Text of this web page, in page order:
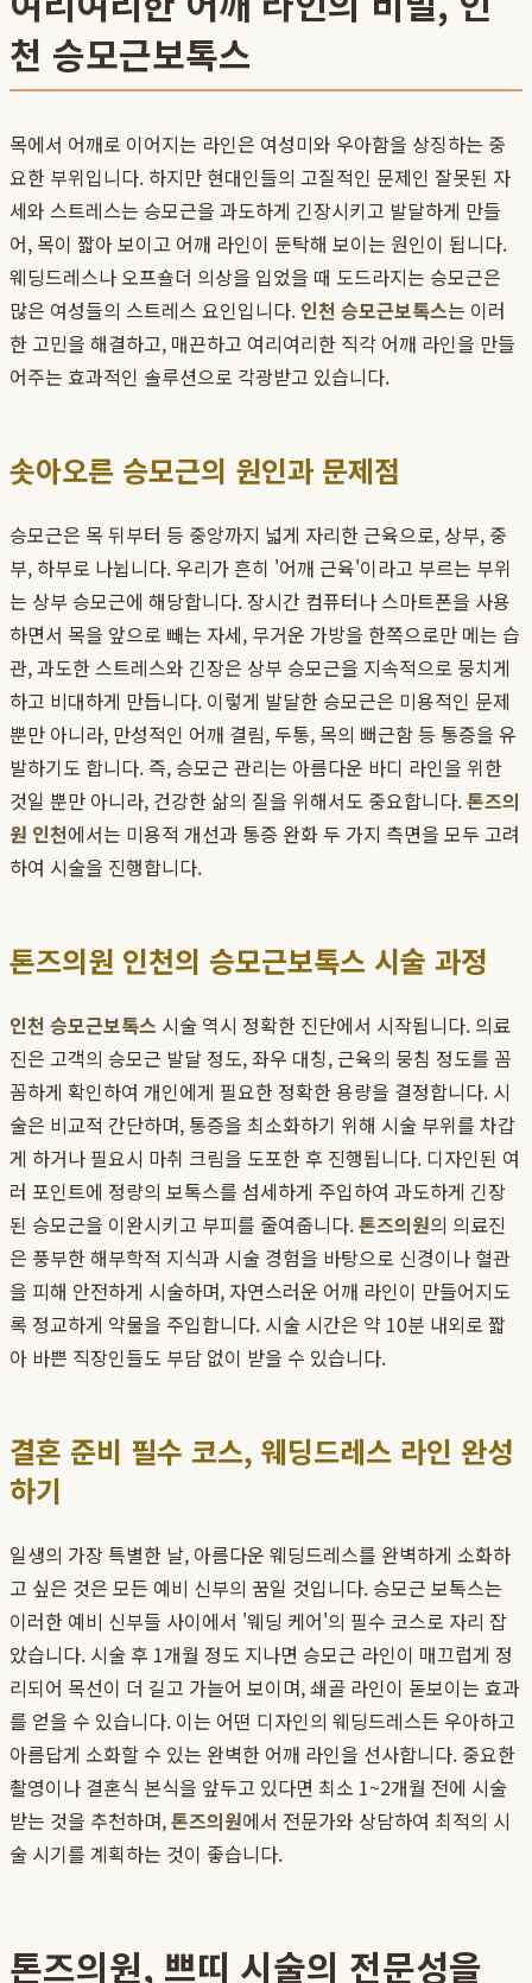
천 승모근보톡스
목에서 어깨로 이어지는 라인은 여성미와 우아함을 상징하는 중
요한 부위입니다. 하지만 현대인들의 고질적인 문제인 잘못된 자
세와 스트레스는 승모근을 과도하게 긴장시키고 발달하게 만들
어, 목이 짧아 보이고 어깨 라인이 둔탁해 보이는 원인이 됩니다.
웨딩드레스나 오프숄더 의상을 입었을 때 도드라지는 승모근은
많은 여성들의 스트레스 요인입니다. 인천 승모근보톡스는 이러
한 고민을 해결하고, 매끈하고 여리여리한 직각 어깨 라인을 만들
어주는 효과적인 솔루션으로 각광받고 있습니다.
솟아오른 승모근의 원인과 문제점
승모근은 목 뒤부터 등 중앙까지 넓게 자리한 근육으로, 상부, 중
부, 하부로 나뉩니다. 우리가 흔히 '어깨 근육'이라고 부르는 부위
는 상부 승모근에 해당합니다. 장시간 컴퓨터나 스마트폰을 사용
하면서 목을 앞으로 빼는 자세, 무거운 가방을 한쪽으로만 메는 습
관, 과도한 스트레스와 긴장은 상부 승모근을 지속적으로 뭉치게
하고 비대하게 만듭니다. 이렇게 발달한 승모근은 미용적인 문제
뿐만 아니라, 만성적인 어깨 결림, 두통, 목의 뻐근함 등 통증을 유
발하기도 합니다. 즉, 승모근 관리는 아름다운 바디 라인을 위한
것일 뿐만 아니라, 건강한 삶의 질을 위해서도 중요합니다.톤즈의
원 인천에서는 미용적 개선과 통증 완화 두 가지 측면을 모두 고려
하여 시술을 진행합니다.
톤즈의원 인천의 승모근보톡스 시술 과정
인천 승모근보톡스 시술 역시 정확한 진단에서 시작됩니다. 의료
진은 고객의 승모근 발달 정도, 좌우 대칭, 근육의 뭉침 정도를 꼼
꼼하게 확인하여 개인에게 필요한 정확한 용량을 결정합니다. 시
술은 비교적 간단하며, 통증을 최소화하기 위해 시술 부위를 차갑
게 하거나 필요시 마취 크림을 도포한 후 진행됩니다. 디자인된 여
러 포인트에 정량의 보톡스를 섬세하게 주입하여 과도하게 긴장
된 승모근을 이완시키고 부피를 줄여줍니다.톤즈의원의 의료진
은 풍부한 해부학적 지식과 시술 경험을 바탕으로 신경이나 혈관
을 피해 안전하게 시술하며, 자연스러운 어깨 라인이 만들어지도
록 정교하게 약물을 주입합니다. 시술 시간은 약 10분 내외로 짧
아 바쁜 직장인들도 부담 없이 받을 수 있습니다.
결혼 준비 필수 코스, 웨딩드레스 라인 완성
하기
일생의 가장 특별한 날, 아름다운 웨딩드레스를 완벽하게 소화하
고 싶은 것은 모든 예비 신부의 꿈일 것입니다. 승모근 보톡스는
이러한 예비 신부들 사이에서 '웨딩 케어'의 필수 코스로 자리 잡
았습니다. 시술 후 1개월 정도 지나면 승모근 라인이 매끄럽게 정
리되어 목선이 더 길고 가늘어 보이며, 쇄골 라인이 돋보이는 효과
를 얻을 수 있습니다. 이는 어떤 디자인의 웨딩드레스든 우아하고
아름답게 소화할 수 있는 완벽한 어깨 라인을 선사합니다. 중요한
촬영이나 결혼식 본식을 앞두고 있다면 최소 1~2개월 전에 시술
받는 것을 추천하며,톤즈의원에서 전문가와 상담하여 최적의 시
술 시기를 계획하는 것이 좋습니다.
톤즈의원, 쁘띠 시술의 전문성을